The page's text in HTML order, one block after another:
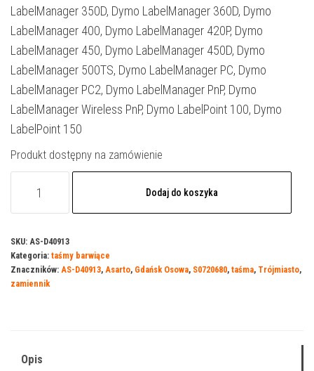
LabelManager 350D, Dymo LabelManager 360D, Dymo
LabelManager 400, Dymo LabelManager 420P, Dymo
LabelManager 450, Dymo LabelManager 450D, Dymo
LabelManager 500TS, Dymo LabelManager PC, Dymo
LabelManager PC2, Dymo LabelManager PnP, Dymo
LabelManager Wireless PnP, Dymo LabelPoint 100, Dymo
LabelPoint 150
Produkt dostępny na zamówienie
Taśma
do
DYMO
D9/7
black/white
Dodaj do koszyka
SKU: AS-D40913
Kategoria: taśmy barwiące
Znaczników: AS-D40913, Asarto, Gdańsk Osowa, S0720680, taśma, Trójmiasto,
zamiennik
Opis